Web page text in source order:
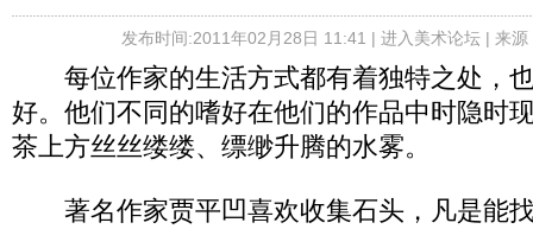
发布时间:2011年02月28日 11:41 | 进入美术论坛| 来源
每位作家的生活方式都有着独特之处，
好。他们不同的嗜好在他们的作品中时隐时
茶上方丝丝缕缕、缥缈升腾的水雾。
著名作家贾平凹喜欢收集石头，凡是能